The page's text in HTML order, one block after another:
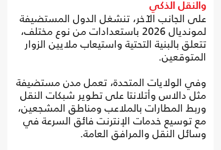
والنقل الذكي
على الجانب الآخر، تنشغل الدول المستضيفة
لمونديال 2026 باستعدادات من نوع مختلف،
تتعلق بالبنية التحتية واستيعاب ملايين الزوار
المتوقعين.
وفي الولايات المتحدة، تعمل مدن مستضيفة
مثل دالاس وأتلانتا على تطوير شبكات النقل
وربط المطارات بالملاعب ومناطق المشجعين،
مع توسيع خدمات الإنترنت فائق السرعة في
وسائل النقل والمرافق العامة.